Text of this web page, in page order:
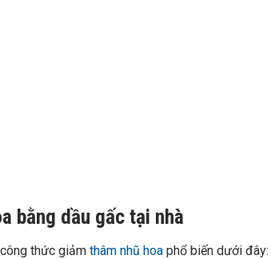
bằng dầu gấc tại nhà
thức giảm thâm nhũ hoa phổ biến dưới đây: